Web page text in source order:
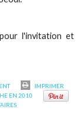
pour l'invitation et
IMPRIMER
EN 2010